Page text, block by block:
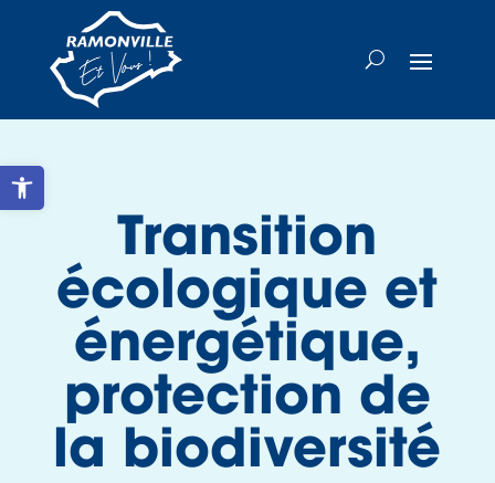
content
Ouvrir la barre d’outils
Transition
écologique et
énergétique,
protection de
la biodiversité